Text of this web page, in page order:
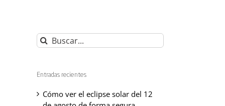
Buscar:
Entradas recientes
Cómo ver el eclipse solar del 12